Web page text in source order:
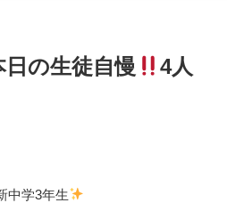
日の生徒自慢
4人
中学3年生